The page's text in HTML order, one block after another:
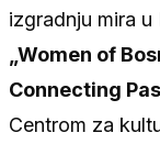
izgradnju mira
„Women of
Connecting
Centrom za